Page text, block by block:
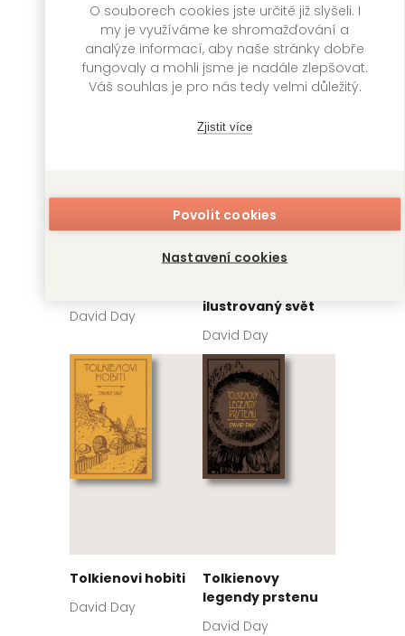
O souborech cookies jste určitě již slyšeli. I
my je využíváme ke shromažďování a
analýze informací, aby naše stránky dobře
fungovaly a mohli jsme je nadále zlepšovat.
Váš souhlas je pro nás tedy velmi důležitý.
Zjistit více
Povolit cookies
Nastavení cookies
hrdinové
David Day
síly
David Day
David Day
ilustrovaný svět
David Day
Tolkienovi hobiti
David Day
Tolkienovy
legendy prstenu
David Day